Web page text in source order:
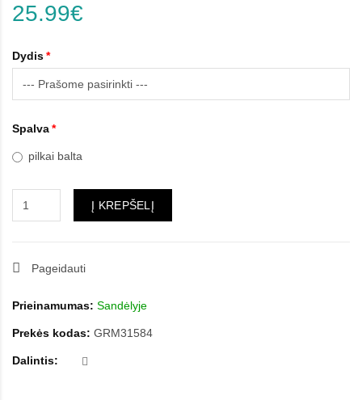
25.99€
Dydis
Spalva
pilkai balta
Į KREPŠELĮ
Pageidauti
Prieinamumas: Sandėlyje
Prekės kodas: GRM31584
Dalintis: